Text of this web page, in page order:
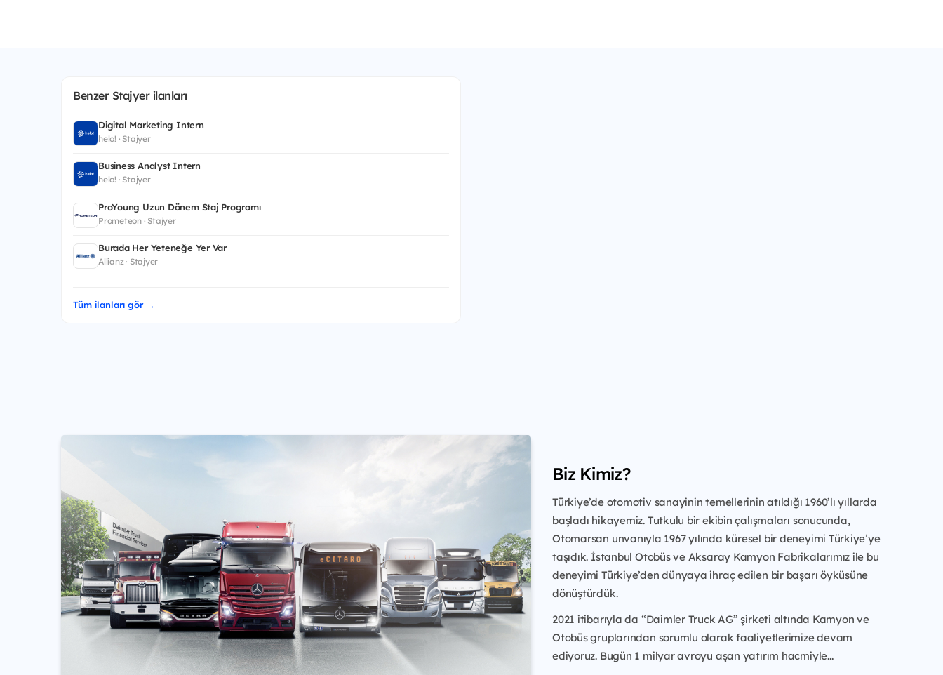
Benzer Stajyer ilanları
Digital Marketing Intern
helo! · Stajyer
Business Analyst Intern
helo! · Stajyer
ProYoung Uzun Dönem Staj Programı
Prometeon · Stajyer
Burada Her Yeteneğe Yer Var
Allianz · Stajyer
Tüm ilanları gör →
Biz Kimiz?
Türkiye’de otomotiv sanayinin temellerinin atıldığı 1960’lı yıllarda
başladı hikayemiz. Tutkulu bir ekibin çalışmaları sonucunda,
Otomarsan unvanıyla 1967 yılında küresel bir deneyimi Türkiye’ye
taşıdık. İstanbul Otobüs ve Aksaray Kamyon Fabrikalarımız ile bu
deneyimi Türkiye’den dünyaya ihraç edilen bir başarı öyküsüne
dönüştürdük.
2021 itibarıyla da “Daimler Truck AG” şirketi altında Kamyon ve
Otobüs gruplarından sorumlu olarak faaliyetlerimize devam
ediyoruz. Bugün 1 milyar avroyu aşan yatırım hacmiyle...